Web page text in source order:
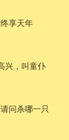
享天年
兴，叫童仆
问杀哪一只